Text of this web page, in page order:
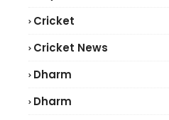
Cricket
Cricket News
Dharm
Dharm